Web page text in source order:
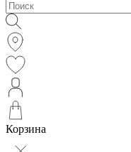
Корзина